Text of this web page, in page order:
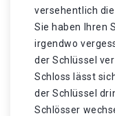
versehentlich
Sie haben Ihren
irgendwo
der Schlüssel
Schloss lässt
der Schlüssel
Schlösser